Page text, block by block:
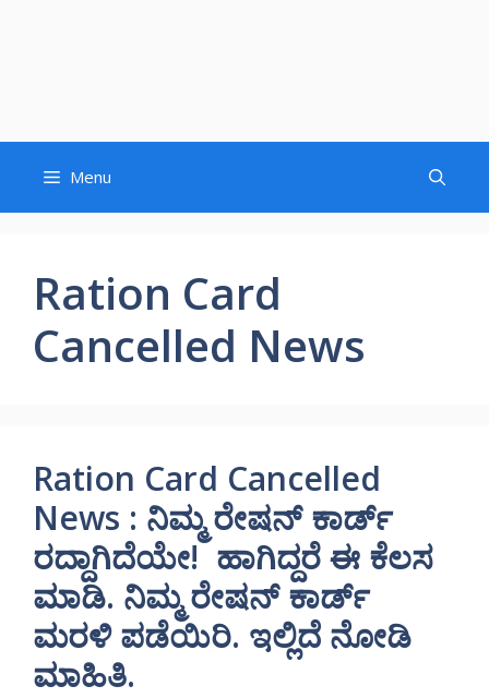
Menu
Ration Card
Cancelled News
Ration Card Cancelled
News : ನಿಮ್ಮ ರೇಷನ್ ಕಾರ್ಡ್
ರದ್ದಾಗಿದೆಯೇ! ಹಾಗಿದ್ದರೆ ಈ ಕೆಲಸ
ಮಾಡಿ. ನಿಮ್ಮ ರೇಷನ್ ಕಾರ್ಡ್
ಮರಳಿ ಪಡೆಯಿರಿ. ಇಲ್ಲಿದೆ ನೋಡಿ
ಮಾಹಿತಿ.